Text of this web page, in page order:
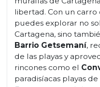
libertad. Con un carro
puedes explorar no
Cartagena, sino
Barrio Getsemaní,
de las playas y
rincones como el
paradisíacas playas